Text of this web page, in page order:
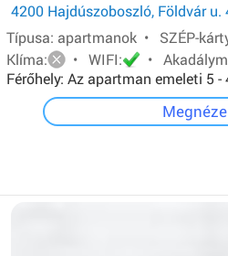
4200 Hajdúszoboszló, Földvár u.
Típusa: apartmanok • SZÉP-
Klíma:
• WIFI: •
Férőhely: Az apartman emeleti 5
Mindkét apartmanban van: egy -
három egyszemélyes ágy.